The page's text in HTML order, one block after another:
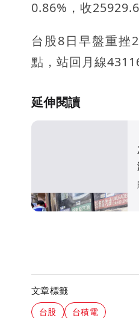
0.86%，收
台股8日早盤重挫
點，站回月線
延伸閱讀
文章標籤
台股 台積電